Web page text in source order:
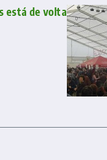
está de volta